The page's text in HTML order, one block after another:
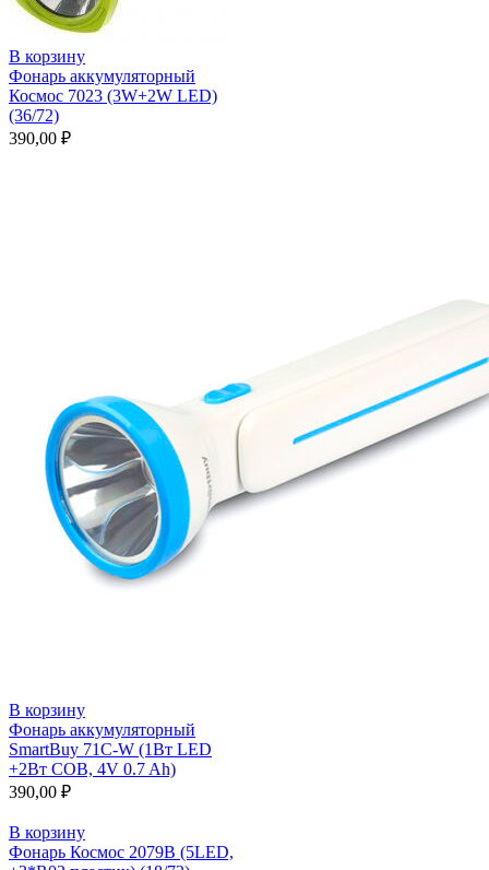
В корзину
Фонарь аккумуляторный
Космос 7023 (3W+2W LED)
(36/72)
390,00 ₽
В корзину
Фонарь аккумуляторный
SmartBuy 71C-W (1Вт LED
+2Вт COB, 4V 0.7 Ah)
390,00 ₽
В корзину
Фонарь Космос 2079В (5LED,